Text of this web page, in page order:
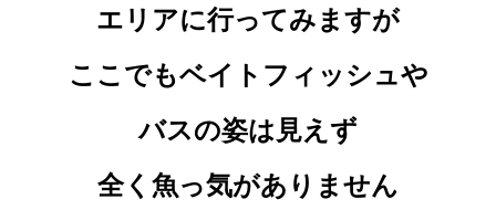
エリアに行ってみますが
ここでもベイトフィッシュや
バスの姿は見えず
全く魚っ気がありません